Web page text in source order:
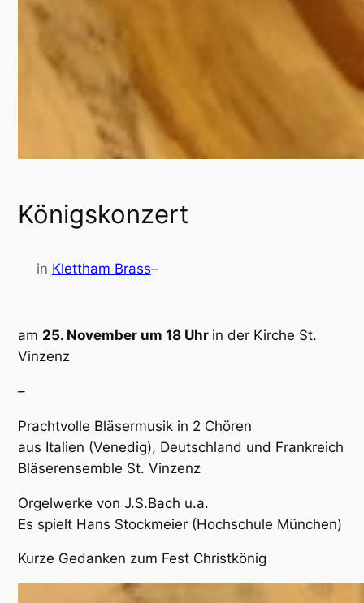
Königskonzert
in Klettham Brass–
am 25. November um 18 Uhr in der Kirche St.
Vinzenz
–
Prachtvolle Bläsermusik in 2 Chören
aus Italien (Venedig), Deutschland und Frankreich
Bläserensemble St. Vinzenz
Orgelwerke von J.S.Bach u.a.
Es spielt Hans Stockmeier (Hochschule München)
Kurze Gedanken zum Fest Christkönig